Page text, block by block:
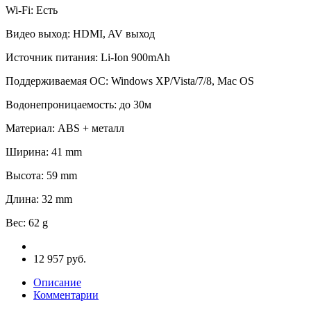
Wi-Fi: Есть
Видео выход: HDMI, AV выход
Источник питания: Li-Ion 900mAh
Поддерживаемая ОС: Windows XP/Vista/7/8, Mac OS
Водонепроницаемость: до 30м
Материал: ABS + металл
Ширина: 41 mm
Высота: 59 mm
Длина: 32 mm
Вес: 62 g
12 957 руб.
Описание
Комментарии